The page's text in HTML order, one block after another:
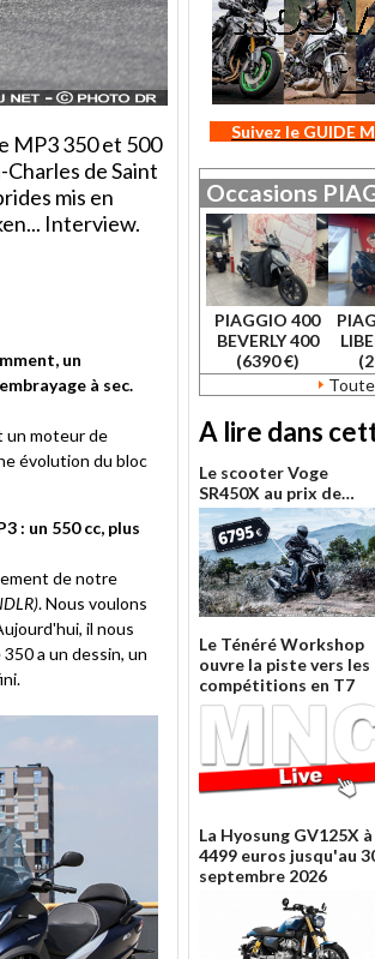
MP3 350 et 500
de Saint
mis en
Interview.
un
à sec.
un moteur de
évolution du bloc
: un 550 cc, plus
de notre
. Nous voulons
il nous
a un dessin, un
Suivez le GUIDE
Occasions
PIAGGIO 400
BEVERLY 400
(6390 €)
A lire dans
Le scooter Voge
SR450X au prix de…
Le Ténéré Workshop
ouvre la piste vers les
compétitions en T7
La Hyosung GV125X à
4499 euros jusqu'au
septembre 2026